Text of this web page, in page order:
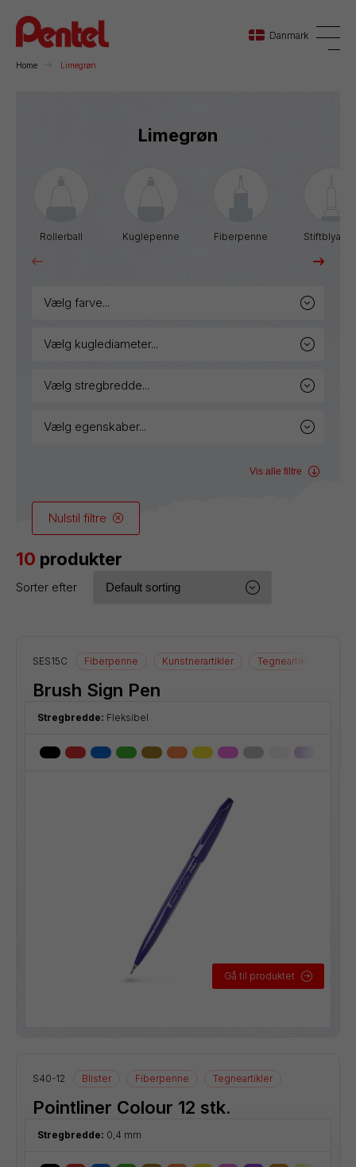
Danmark
Sverige
Home Limegrøn
Limegrøn
Rollerball Kuglepenne Fiberpenne
vælg farve...
vælg kuglediameter...
vælg stregbredde...
vælg egenskaber...
Vis alle filtre
Nulstil filtre
10 produkter
Sorter efter
SES15C Fiberpenne Kunstnerartikler Tegneartikler
Brush Sign Pen
Stregbredde: Fleksibel
Gå til produktet
S40-12 Blister Fiberpenne Tegneartikler
Pointliner Colour 12 stk.
Stregbredde: 0,4 mm